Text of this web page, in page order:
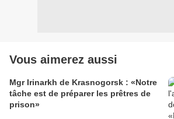
Vous aimerez aussi
Mgr Irinarkh de Krasnogorsk : «Notre
tâche est de préparer les prêtres de
prison»